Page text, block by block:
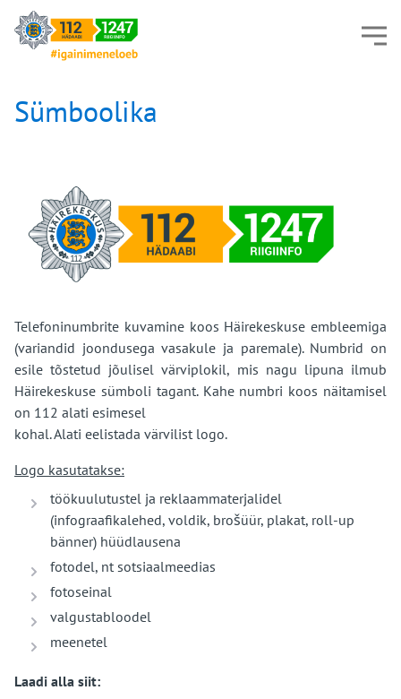
Sümboolika
Telefoninumbrite kuvamine koos Häirekeskuse embleemiga
(variandid joondusega vasakule ja paremale). Numbrid on
esile tõstetud jõulisel värviplokil, mis nagu lipuna ilmub
Häirekeskuse sümboli tagant. Kahe numbri koos näitamisel
on 112 alati esimesel
kohal. Alati eelistada värvilist logo.
Logo kasutatakse:
töökuulutustel ja reklaammaterjalidel
(infograafikalehed, voldik, brošüür, plakat, roll-up
bänner) hüüdlausena
fotodel, nt sotsiaalmeedias
fotoseinal
valgustabloodel
meenetel
Laadi alla siit: